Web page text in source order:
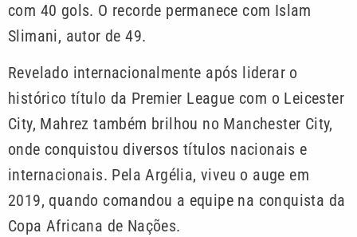
com 40 gols. O recorde permanece com Islam
Slimani, autor de 49.
Revelado internacionalmente após liderar o
histórico título da Premier League com o Leicester
City, Mahrez também brilhou no Manchester City,
onde conquistou diversos títulos nacionais e
internacionais. Pela Argélia, viveu o auge em
2019, quando comandou a equipe na conquista da
Copa Africana de Nações.